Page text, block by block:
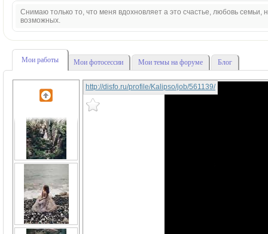
Снимаю только то, что меня вдохновляет а это счастье, любовь
возможных.
Мои работы Мои фотосессии Мои темы на форуме Блог
http://disfo.ru/profile/Kalipso/job/561139/